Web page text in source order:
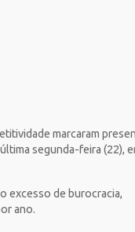
marcaram
segunda-feira (22),
excesso de burocracia,
ano.